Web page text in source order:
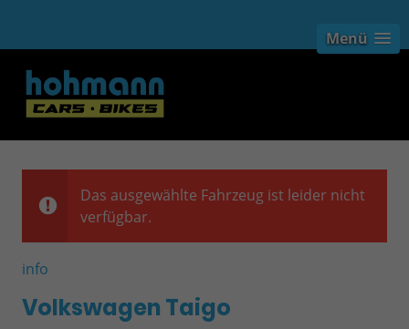
Menü
Das ausgewählte Fahrzeug ist leider nicht
verfügbar.
info
Volkswagen Taigo